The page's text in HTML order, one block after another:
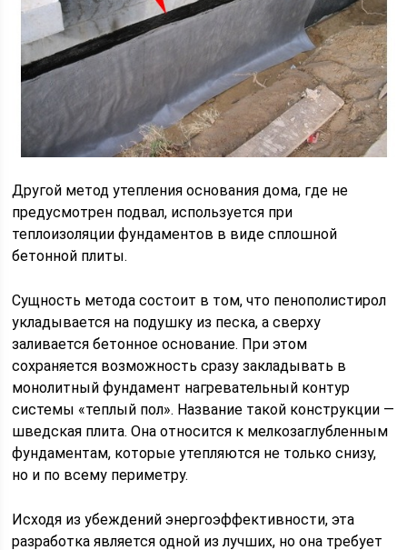
Другой метод утепления основания дома, где не
предусмотрен подвал, используется при
теплоизоляции фундаментов в виде сплошной
бетонной плиты.
Сущность метода состоит в том, что пенополистирол
укладывается на подушку из песка, а сверху
заливается бетонное основание. При этом
сохраняется возможность сразу закладывать в
монолитный фундамент нагревательный контур
системы «теплый пол». Название такой конструкции —
шведская плита. Она относится к мелкозаглубленным
фундаментам, которые утепляются не только снизу,
но и по всему периметру.
Исходя из убеждений энергоэффективности, эта
разработка является одной из лучших, но она требует